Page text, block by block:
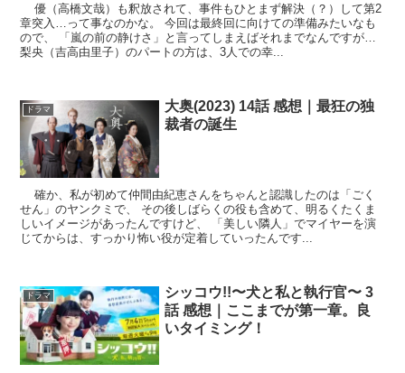
優（高橋文哉）も釈放されて、事件もひとまず解決（？）して第2
章突入…って事なのかな。 今回は最終回に向けての準備みたいなも
ので、 「嵐の前の静けさ」と言ってしまえばそれまでなんですが…
梨央（吉高由里子）のパートの方は、3人での幸...
ドラマ
大奥(2023) 14話 感想｜最狂の独
裁者の誕生
確か、私が初めて仲間由紀恵さんをちゃんと認識したのは「ごく
せん」のヤンクミで、 その後しばらくの役も含めて、明るくたくま
しいイメージがあったんですけど、 「美しい隣人」でマイヤーを演
じてからは、すっかり怖い役が定着していったんです...
ドラマ
シッコウ!!〜犬と私と執行官〜 3
話 感想｜ここまでが第一章。良
いタイミング！